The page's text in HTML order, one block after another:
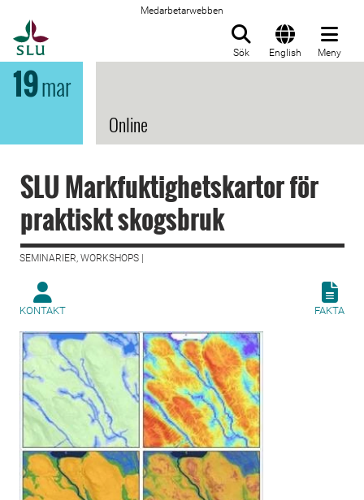
Medarbetarwebben
Sök English Meny
19mar
Online
SLU Markfuktighetskartor för
praktiskt skogsbruk
SEMINARIER, WORKSHOPS |
KONTAKT FAKTA